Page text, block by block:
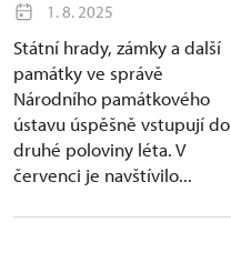
1. 8. 2025
Státní hrady, zámky a další
památky ve správě
Národního památkového
ústavu úspěšně vstupují do
druhé poloviny léta. V
červenci je navštívilo...